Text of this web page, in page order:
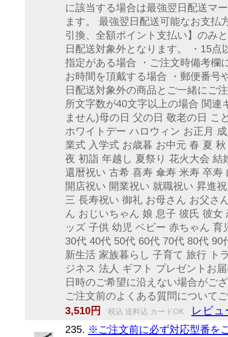
に該当する場合は最強翌日配送マ
ます。 最強翌日配送可能なお支払
引換、全額ポイント支払い】のみ
日配送対象外となります。 ・15
指定がある場合 ・ご注文時備考欄
お時間を頂戴する場合 ・郵便番号
日配送対象外の商品とご一緒にご
所文字数が40文字以上の場合 関
ません)母の日 父の日 敬老の日 こ
ホワイトデー ハロウィン お正月
業式 入学式 お歳暮 お中元 春 夏
夜 初詣 年越し 夏祭り 花火大会
還暦祝い 古希 喜寿 傘寿 米寿 卒
開店祝い 開業祝い 就職祝い 昇進
三 長寿祝い 御礼 お母さん お父さ
ん おじいちゃん 娘 息子 彼氏 彼
ッズ 子供 幼児 ベビー 赤ちゃん
30代 40代 50代 60代 70代 80代
新生活 家族暮らし 子育て 旅行 ト
ジネス 法人 ギフト プレゼントお
日時のご希望に沿えない場合がご
ご注文前のよくある質問につい
3,510円
税込 送料込 カードOK レビュ
235. ※ご注文前に必ず対応型番を